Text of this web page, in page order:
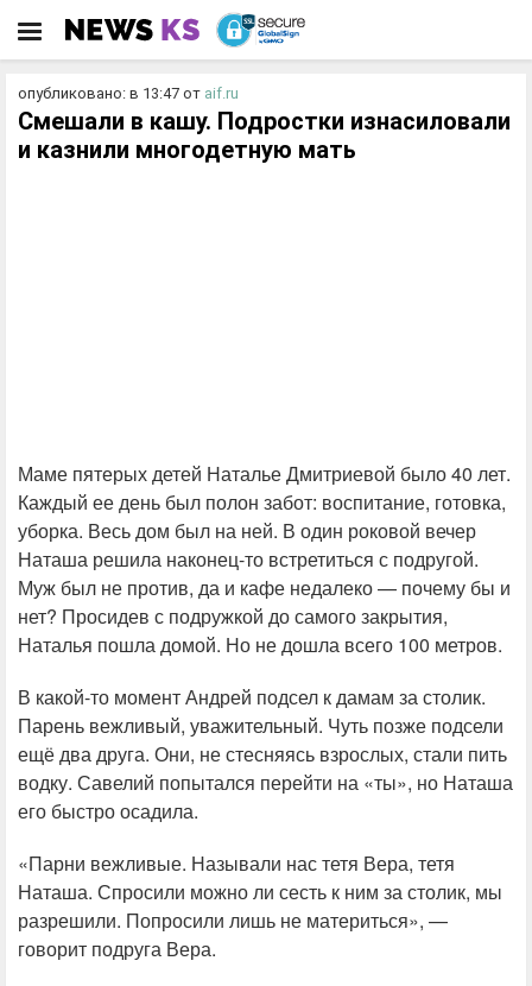
опубликовано: в 13:47 от aif.ru
Смешали в кашу. Подростки изнасиловали
и казнили многодетную мать
Маме пятерых детей Наталье Дмитриевой было 40 лет.
Каждый ее день был полон забот: воспитание, готовка,
уборка. Весь дом был на ней. В один роковой вечер
Наташа решила наконец-то встретиться с подругой.
Муж был не против, да и кафе недалеко — почему бы и
нет? Просидев с подружкой до самого закрытия,
Наталья пошла домой. Но не дошла всего 100 метров.
В какой-то момент Андрей подсел к дамам за столик.
Парень вежливый, уважительный. Чуть позже подсели
ещё два друга. Они, не стесняясь взрослых, стали пить
водку. Савелий попытался перейти на «ты», но Наташа
его быстро осадила.
«Парни вежливые. Называли нас тетя Вера, тетя
Наташа. Спросили можно ли сесть к ним за столик, мы
разрешили. Попросили лишь не материться», —
говорит подруга Вера.